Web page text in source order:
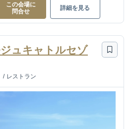
この会場に
問合せ
詳細を見る
ュキャトルセゾ
/ レストラン